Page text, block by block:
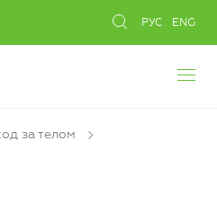
РУС ENG
за телом